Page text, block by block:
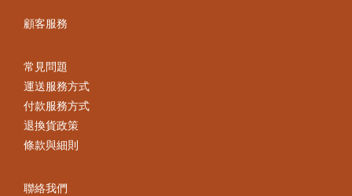
顧客服務
常見問題
運送服務方式
付款服務方式
退換貨政策
條款與細則
聯絡我們